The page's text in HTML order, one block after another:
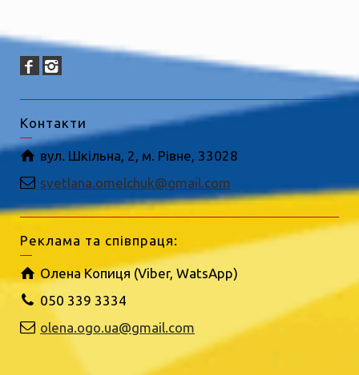
Контакти
вул. Шкільна, 2, м. Рівне, 33028
svetlana.omelchuk@gmail.com
Реклама та співпраця:
Олена Копиця (Viber, WatsApp)
050 339 3334
olena.ogo.ua@gmail.com